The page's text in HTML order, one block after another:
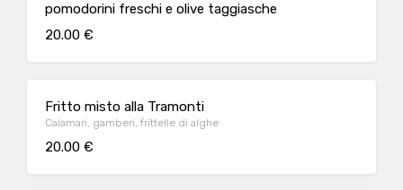
pomodorini freschi e olive taggiasche
20.00 €
Fritto misto alla Tramonti
Calamari, gamberi, frittelle di alghe
20.00 €